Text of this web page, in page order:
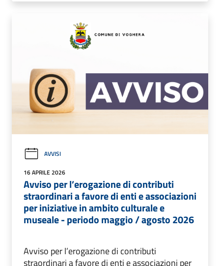
AVVISI
16 APRILE 2026
Avviso per l’erogazione di contributi
straordinari a favore di enti e associazioni
per iniziative in ambito culturale e
museale - periodo maggio / agosto 2026
Avviso per l’erogazione di contributi
straordinari a favore di enti e associazioni per